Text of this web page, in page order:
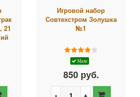
21
Игровой набор
Совтехстром Золушка
№1
Мало
850 руб.